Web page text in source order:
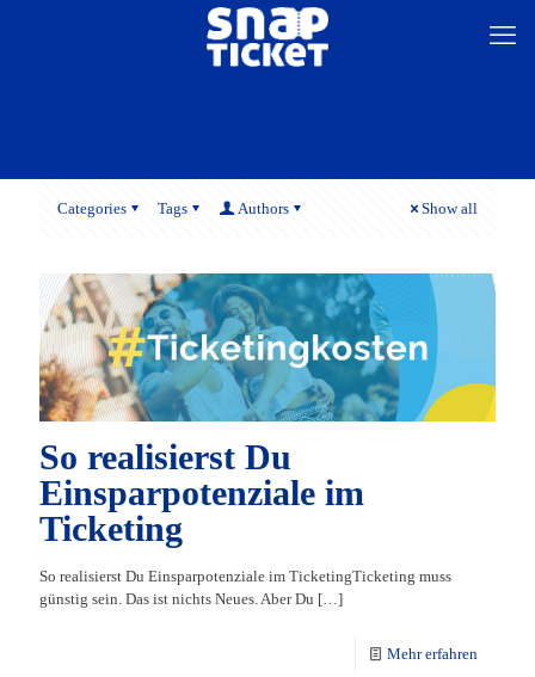
Categories Tags Authors Show all
So realisierst Du
Einsparpotenziale im
Ticketing
So realisierst Du Einsparpotenziale im TicketingTicketing muss
günstig sein. Das ist nichts Neues. Aber Du […]
Mehr erfahren